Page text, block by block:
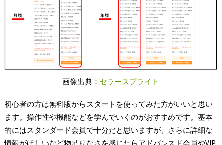
画像出典： セラースプライト
初心者の方は無料版からスタートを使ってみた方がいいと思い
ます。操作性や機能などを学んでいくのがおすすめです。基本
的にはスタンダード会員で十分だと思いますが、さらに詳細な
情報がほしいなど物足りなさを感じたらアドバンスド会員やVIP